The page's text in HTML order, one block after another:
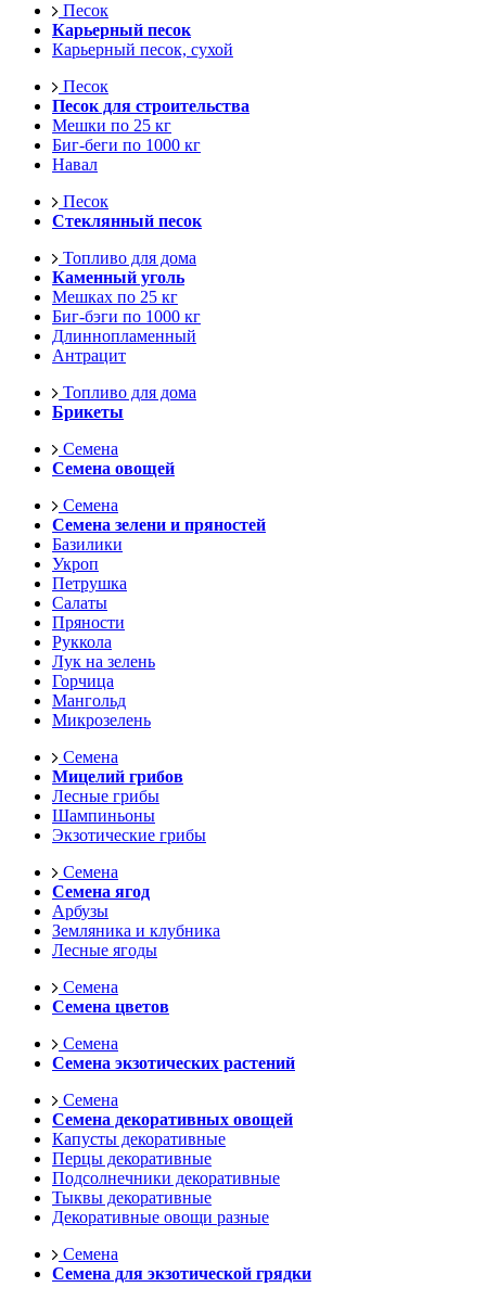
Песок
Карьерный песок
Карьерный песок, сухой
Песок
Песок для строительства
Мешки по 25 кг
Биг-беги по 1000 кг
Навал
Песок
Стеклянный песок
Топливо для дома
Каменный уголь
Мешках по 25 кг
Биг-бэги по 1000 кг
Длиннопламенный
Антрацит
Топливо для дома
Брикеты
Семена
Семена овощей
Семена
Семена зелени и пряностей
Базилики
Укроп
Петрушка
Салаты
Пряности
Руккола
Лук на зелень
Горчица
Мангольд
Микрозелень
Семена
Мицелий грибов
Лесные грибы
Шампиньоны
Экзотические грибы
Семена
Семена ягод
Арбузы
Земляника и клубника
Лесные ягоды
Семена
Семена цветов
Семена
Семена экзотических растений
Семена
Семена декоративных овощей
Капусты декоративные
Перцы декоративные
Подсолнечники декоративные
Тыквы декоративные
Декоративные овощи разные
Семена
Семена для экзотической грядки